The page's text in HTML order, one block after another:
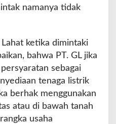
namanya tidak
ketika dimintaki
bahwa PT. GL jika
sebagai
tenaga listrik
berhak menggunakan
atau di bawah tanah
usaha